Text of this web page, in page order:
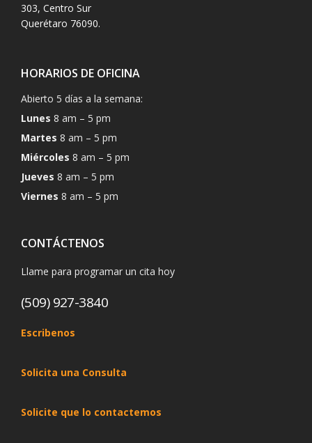
303, Centro Sur
Querétaro 76090.
HORARIOS DE OFICINA
Abierto 5 días a la semana:
Lunes 8 am – 5 pm
Martes 8 am – 5 pm
Miércoles 8 am – 5 pm
Jueves 8 am – 5 pm
Viernes 8 am – 5 pm
CONTÁCTENOS
Llame para programar un cita hoy
(509) 927-3840
Escribenos
Solicita una Consulta
Solicite que lo contactemos